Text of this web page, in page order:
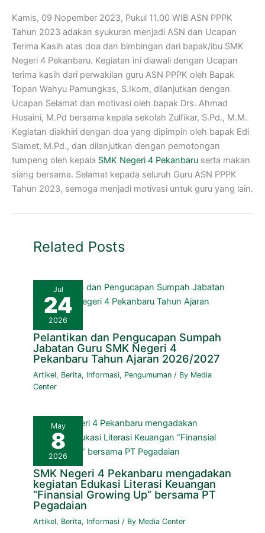
Kamis, 09 Nopember 2023, Pukul 11.00 WIB ASN PPPK
Tahun 2023 adakan syukuran menjadi ASN dan Ucapan
Terima Kasih atas doa dan bimbingan dari bapak/ibu SMK
Negeri 4 Pekanbaru. Kegiatan ini diawali dengan Ucapan
terima kasih dari perwakilan guru ASN PPPK oleh Bapak
Topan Wahyu Pamungkas, S.Ikom, dilanjutkan dengan
Ucapan Selamat dan motivasi oleh bapak Drs. Ahmad
Husaini, M.Pd bersama kepala sekolah Zulfikar, S.Pd., M.M.
Kegiatan diakhiri dengan doa yang dipimpin oleh bapak Edi
Slamet, M.Pd., dan dilanjutkan dengan pemotongan
tumpeng oleh kepala SMK Negeri 4 Pekanbaru serta makan
siang bersama. Selamat kepada seluruh Guru ASN PPPK
Tahun 2023, semoga menjadi motivasi untuk guru yang lain.
Related Posts
Jul
24
2026
Pelantikan dan Pengucapan Sumpah
Jabatan Guru SMK Negeri 4
Pekanbaru Tahun Ajaran 2026/2027
Artikel, Berita, Informasi, Pengumuman / By Media
Center
May
8
2026
SMK Negeri 4 Pekanbaru mengadakan
kegiatan Edukasi Literasi Keuangan
“Finansial Growing Up” bersama PT
Pegadaian
Artikel, Berita, Informasi / By Media Center